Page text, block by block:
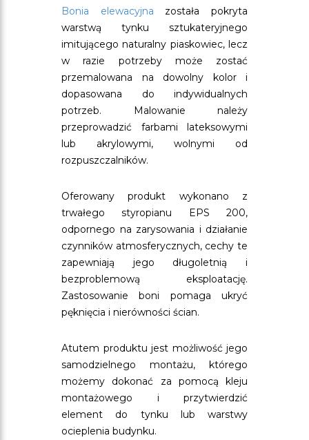
Bonia elewacyjna została pokryta
warstwą tynku sztukateryjnego
imitującego naturalny piaskowiec, lecz
w razie potrzeby może zostać
przemalowana na dowolny kolor i
dopasowana do indywidualnych
potrzeb. Malowanie należy
przeprowadzić farbami lateksowymi
lub akrylowymi, wolnymi od
rozpuszczalników.
Oferowany produkt wykonano z
trwałego styropianu EPS 200,
odpornego na zarysowania i działanie
czynników atmosferycznych, cechy te
zapewniają jego długoletnią i
bezproblemową eksploatację.
Zastosowanie boni pomaga ukryć
pęknięcia i nierówności ścian.
Atutem produktu jest możliwość jego
samodzielnego montażu, którego
możemy dokonać za pomocą kleju
montażowego i przytwierdzić
element do tynku lub warstwy
ocieplenia budynku.